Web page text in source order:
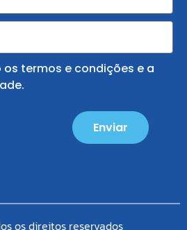
os termos e condições e a
.
Enviar
os direitos reservados